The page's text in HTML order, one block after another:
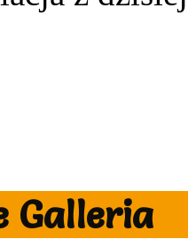
Galleria